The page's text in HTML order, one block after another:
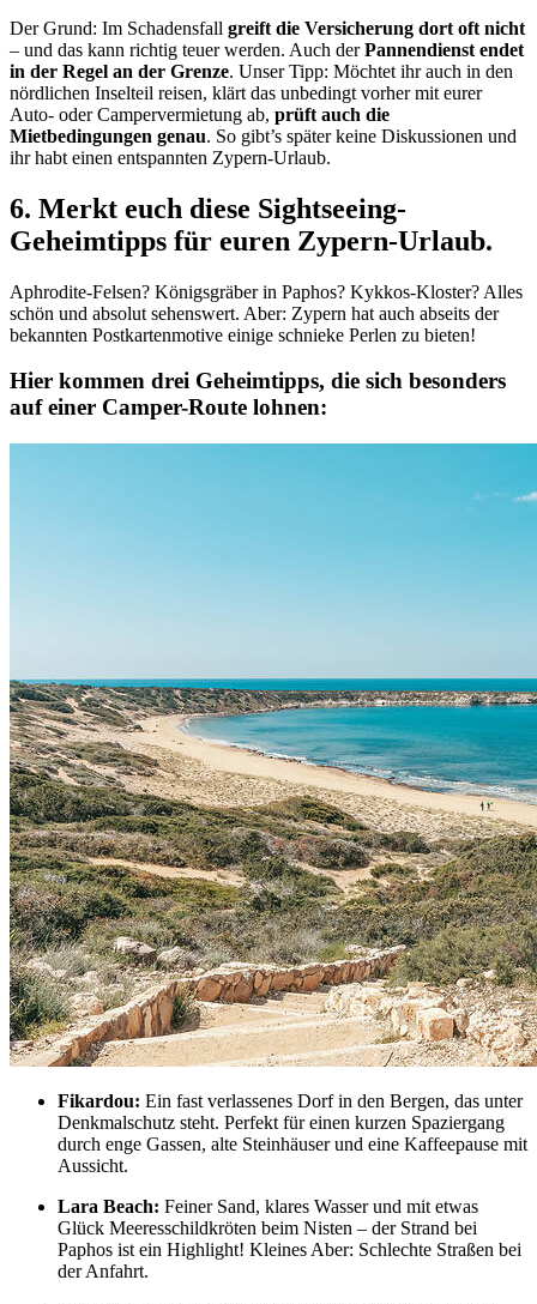
Der Grund: Im Schadensfall greift die Versicherung dort oft nicht
– und das kann richtig teuer werden. Auch derPannendienst endet
in der Regel an der Grenze. Unser Tipp: Möchtet ihr auch in den
nördlichen Inselteil reisen, klärt das unbedingt vorher mit eurer
Auto- oder Campervermietung ab, prüft auch die
Mietbedingungen genau. So gibt’s später keine Diskussionen und
ihr habt einen entspannten Zypern-Urlaub.
6. Merkt euch diese Sightseeing-
Geheimtipps für euren Zypern-Urlaub.
Aphrodite-Felsen? Königsgräber in Paphos? Kykkos-Kloster? Alles
schön und absolut sehenswert. Aber: Zypern hat auch abseits der
bekannten Postkartenmotive einige schnieke Perlen zu bieten!
Hier kommen drei Geheimtipps, die sich besonders
auf einer Camper-Route lohnen:
Fikardou: Ein fast verlassenes Dorf in den Bergen, das unter
Denkmalschutz steht. Perfekt für einen kurzen Spaziergang
durch enge Gassen, alte Steinhäuser und eine Kaffeepause mit
Aussicht.
Lara Beach: Feiner Sand, klares Wasser und mit etwas
Glück Meeresschildkröten beim Nisten – der Strand bei
Paphos ist ein Highlight! Kleines Aber: Schlechte Straßen bei
der Anfahrt.